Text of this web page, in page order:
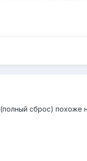
сброс) похоже